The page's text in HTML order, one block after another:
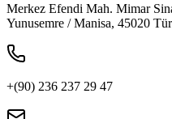
Merkez Efendi Mah. Mimar
Yunusemre / Manisa, 45020
+(90) 236 237 29 47